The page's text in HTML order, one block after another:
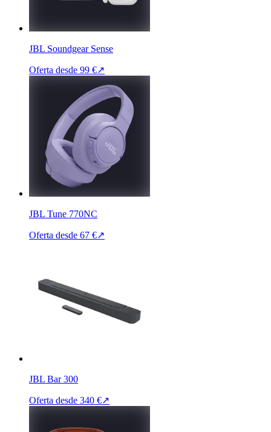
JBL Soundgear Sense
Oferta desde 99 €↗
JBL Tune 770NC
Oferta desde 67 €↗
JBL Bar 300
Oferta desde 340 €↗